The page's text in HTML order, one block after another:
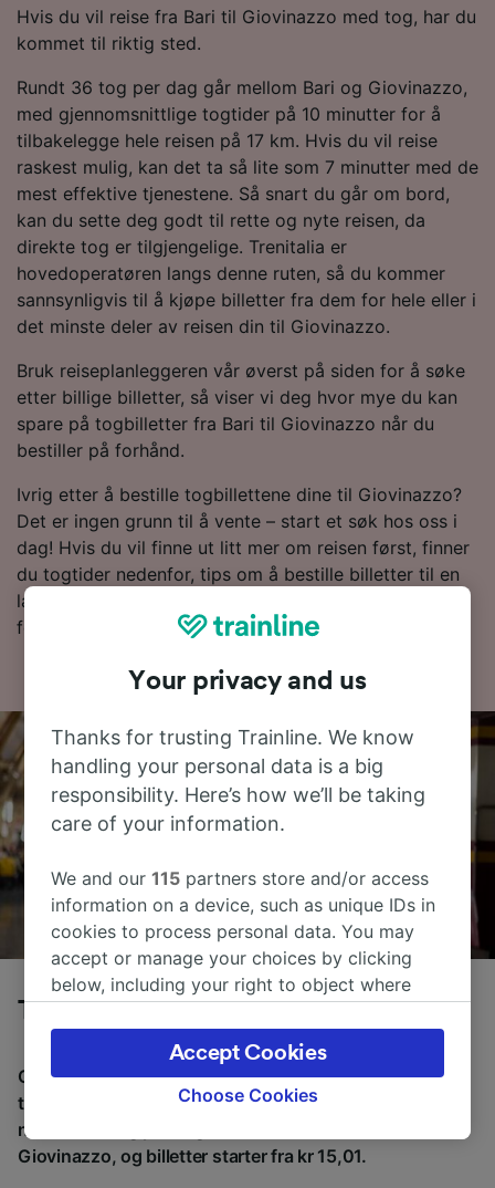
Hvis du vil reise fra Bari til Giovinazzo med tog, har du
kommet til riktig sted.
Rundt 36 tog per dag går mellom Bari og Giovinazzo,
med gjennomsnittlige togtider på 10 minutter for å
tilbakelegge hele reisen på 17 km. Hvis du vil reise
raskest mulig, kan det ta så lite som 7 minutter med de
mest effektive tjenestene. Så snart du går om bord,
kan du sette deg godt til rette og nyte reisen, da
direkte tog er tilgjengelige. Trenitalia er
hovedoperatøren langs denne ruten, så du kommer
sannsynligvis til å kjøpe billetter fra dem for hele eller i
det minste deler av reisen din til Giovinazzo.
Bruk reiseplanleggeren vår øverst på siden for å søke
etter billige billetter, så viser vi deg hvor mye du kan
spare på togbilletter fra Bari til Giovinazzo når du
bestiller på forhånd.
Ivrig etter å bestille togbillettene dine til Giovinazzo?
Det er ingen grunn til å vente – start et søk hos oss i
dag! Hvis du vil finne ut litt mer om reisen først, finner
du togtider nedenfor, tips om å bestille billetter til en
lav pris og våre vanlige spørsmål, inkludert dagens
første og siste tog.
Tog fra Bari til Giovinazzo
Gjennomsnittlig tid å reise fra Bari til Giovinazzo med
tog er 10m, over en avstand på rundt 17 km. Det er
normalt 36 tog per dag som reiser fra Bari til
Giovinazzo, og billetter starter fra kr 15,01.
Your privacy and us
Thanks for trusting Trainline. We know
handling your personal data is a big
responsibility. Here’s how we’ll be taking
care of your information.
We and our115 partners store and/or access
information on a device, such as unique IDs in
cookies to process personal data. You may
accept or manage your choices by clicking
below, including your right to object where
the privacy policy page. These choices will be
signaled to our partners and will not affect
browsing data. Your data will not be used for
track you.
Choose Cookies
Accept Cookies